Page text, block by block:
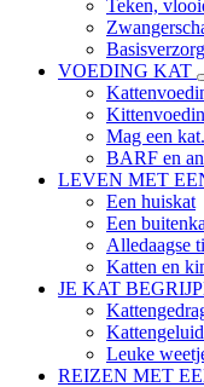
Teken,
VOEDING KAT
Mag een
BARF en
LEVEN MET
Een huiskat
Een
Alledaagse
Katten en
JE KAT
Leuke
REIZEN MET